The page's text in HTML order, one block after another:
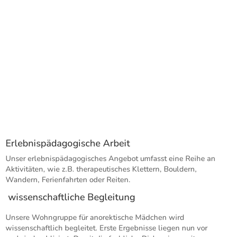
Erlebnispädagogische Arbeit
Unser erlebnispädagogisches Angebot umfasst eine Reihe an
Aktivitäten, wie z.B. therapeutisches Klettern, Bouldern,
Wandern, Ferienfahrten oder Reiten.
wissenschaftliche Begleitung
Unsere Wohngruppe für anorektische Mädchen wird
wissenschaftlich begleitet. Erste Ergebnisse liegen nun vor